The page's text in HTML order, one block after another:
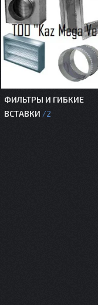
ФИЛЬТРЫ И ГИБКИЕ
ВСТАВКИ
2